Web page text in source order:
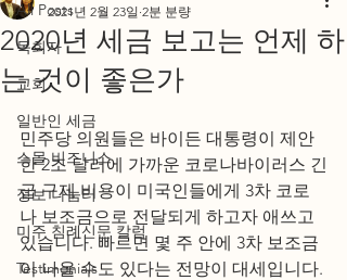
All Posts
목회자
교회
일반인 세금
스몰 비즈니스
정보 나눔터
미주 침례신문 칼럼
Testimonials
2020년 세금 보고는 언제 하
는 것이 좋은가
2021년 2월 23일 2분 분량
민주당 의원들은 바이든 대통령이 제안
한 2조 달러에 가까운 코로나바이러스 긴
급 구제 비용이 미국인들에게 3차 코로
나 보조금으로 전달되게 하고자 애쓰고
있습니다. 빠르면 몇 주 안에 3차 보조금
이 나올 수도 있다는 전망이 대세입니다.